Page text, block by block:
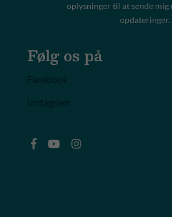
oplysninger til at sende mig
opdateringer.
Følg os på